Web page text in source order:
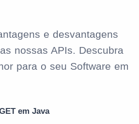
e desvantagens
nossas APIs. Descubra
para o seu Software em
em Java